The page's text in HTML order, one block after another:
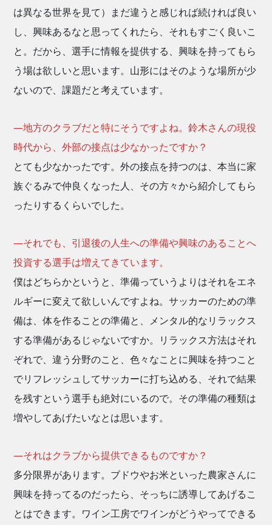
は異なる世界を見て）まだ違うと感じれば続ければ良い
し、興味あるなと思ってくれたら、それもすごく良いこ
と。だから、選手に情報を提供する、興味を持ってもら
う場は欲しいと思います。山形にはそのような場所が少
ないので、課題だと考えています。
―地方のクラブだと特にそうですよね。鈴木さんの現役
時代から、外部の接点は少なかったですか？
とても少なかったです。外の接点を持つのは、本当に家
族ぐるみで仲良くなった人、その方々から紹介してもら
ったりするくらいでした。
―それでも、引退後の人生への準備や興味のあることへ
投資する選手は増えてきています。
僕はどちらかというと、準備っていうよりはそれをエネ
ルギーに変えて欲しいんですよね。サッカーのための準
備は、体を作ることの準備と、メンタル的なリラックス
する準備があるじゃないですか。リラックス方法はそれ
ぞれで、違う分野のこと、色々なことに興味を持つこと
でリフレッシュしてサッカーに打ち込める、それで結果
を残すという選手も絶対にいるので。その準備の種類は
増やしてあげたいなとは思います。
―それはクラブから提供できるものですか？
多分限界があります。ブドウやお米といった農家さんに
興味を持ってるのだったら、そっちに誘導してあげるこ
とはできます。ワイン工房でワインがどうやってできる